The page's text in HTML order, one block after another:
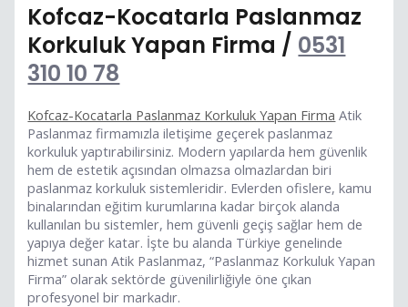
Kofcaz-Kocatarla Paslanmaz
Korkuluk Yapan Firma / 0531
310 10 78
Kofcaz-Kocatarla Paslanmaz Korkuluk Yapan Firma Atik
Paslanmaz firmamızla iletişime geçerek paslanmaz
korkuluk yaptırabilirsiniz. Modern yapılarda hem güvenlik
hem de estetik açısından olmazsa olmazlardan biri
paslanmaz korkuluk sistemleridir. Evlerden ofislere, kamu
binalarından eğitim kurumlarına kadar birçok alanda
kullanılan bu sistemler, hem güvenli geçiş sağlar hem de
yapıya değer katar. İşte bu alanda Türkiye genelinde
hizmet sunan Atik Paslanmaz, “Paslanmaz Korkuluk Yapan
Firma” olarak sektörde güvenilirliğiyle öne çıkan
profesyonel bir markadır.